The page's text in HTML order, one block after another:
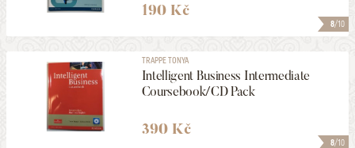
8/10
190 Kč
8/10
TRAPPE TONYA
Intelligent Business Intermediate
Coursebook/CD Pack
390 Kč